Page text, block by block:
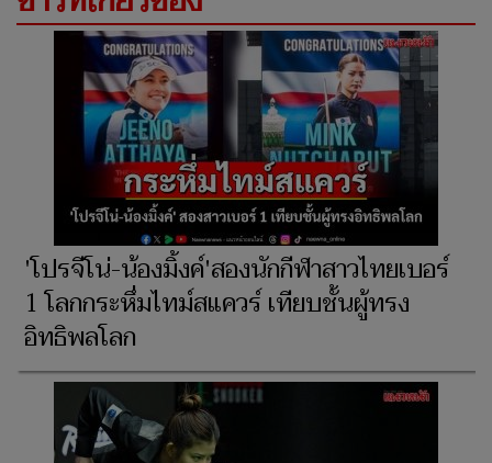
'โปรจีโน่-น้องมิ้งค์'สองนักกีฬาสาวไทยเบอร์
1 โลกกระหึ่มไทม์สแควร์ เทียบชั้นผู้ทรง
อิทธิพลโลก